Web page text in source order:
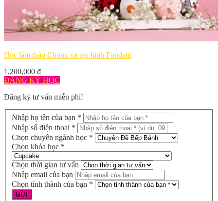
Học làm tháp Choux và tạo hình Fondant
1,200,000 ₫
ĐĂNG KÝ HỌC
Đăng ký tư vấn miễn phí!
Nhập họ tên của bạn *
Nhập số điện thoại *
Chọn chuyên ngành học *
Chọn khóa học *
Chọn thời gian tư vấn
Nhập email của bạn
Chọn tỉnh thành của bạn *